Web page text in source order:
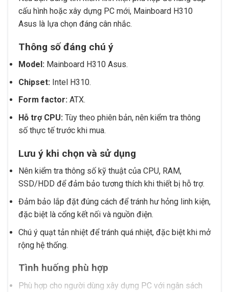
cấu hình hoặc xây dựng PC mới, Mainboard H310
Asus là lựa chọn đáng cân nhắc.
Thông số đáng chú ý
Model: Mainboard H310 Asus.
Chipset: Intel H310.
Form factor: ATX.
Hỗ trợ CPU: Tùy theo phiên bản, nên kiểm tra thông
số thực tế trước khi mua.
Lưu ý khi chọn và sử dụng
Nên kiểm tra thông số kỹ thuật của CPU, RAM,
SSD/HDD để đảm bảo tương thích khi thiết bị hỗ trợ.
Đảm bảo lắp đặt đúng cách để tránh hư hỏng linh kiện,
đặc biệt là cổng kết nối và nguồn điện.
Chú ý quạt tản nhiệt để tránh quá nhiệt, đặc biệt khi mở
rộng hệ thống.
Tình huống phù hợp
Phù hợp cho người dùng xây dựng PC với ngân sách